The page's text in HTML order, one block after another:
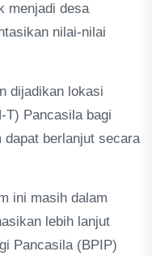
menjadi desa
nilai-nilai
dijadikan lokasi
T) Pancasila bagi
dapat berlanjut secara
ini masih dalam
lebih lanjut
Pancasila (BPIP)